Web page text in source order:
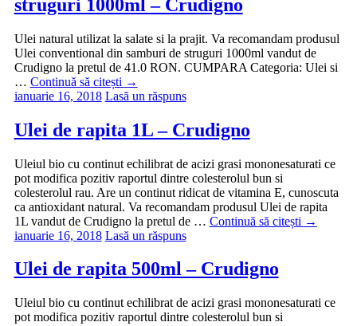
struguri 1000ml – Crudigno
Ulei natural utilizat la salate si la prajit. Va recomandam produsul
Ulei conventional din samburi de struguri 1000ml vandut de
Crudigno la pretul de 41.0 RON. CUMPARA Categoria: Ulei si
… Continuă să citești →
ianuarie 16, 2018 Lasă un răspuns
Ulei de rapita 1L – Crudigno
Uleiul bio cu continut echilibrat de acizi grasi mononesaturati ce
pot modifica pozitiv raportul dintre colesterolul bun si
colesterolul rau. Are un continut ridicat de vitamina E, cunoscuta
ca antioxidant natural. Va recomandam produsul Ulei de rapita
1L vandut de Crudigno la pretul de … Continuă să citești →
ianuarie 16, 2018 Lasă un răspuns
Ulei de rapita 500ml – Crudigno
Uleiul bio cu continut echilibrat de acizi grasi mononesaturati ce
pot modifica pozitiv raportul dintre colesterolul bun si